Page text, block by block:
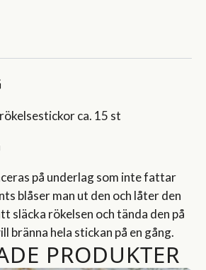
ca. 15 st
på underlag som inte fattar
blåser man ut den och låter den
släcka rökelsen och tända den på
bränna hela stickan på en gång.
PRODUKTER